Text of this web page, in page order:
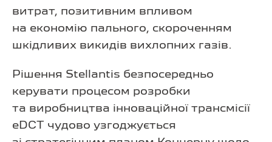
витрат, позитивним впливом
на економію пального, скороченням
шкідливих викидів вихлопних газів.
Рішення Stellantis безпосередньо
керувати процесом розробки
та виробництва інноваційної трансмісії
eDCT чудово узгоджується